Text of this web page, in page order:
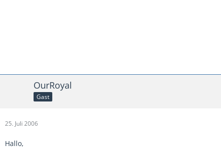
OurRoyal
Gast
25. Juli 2006
Hallo,